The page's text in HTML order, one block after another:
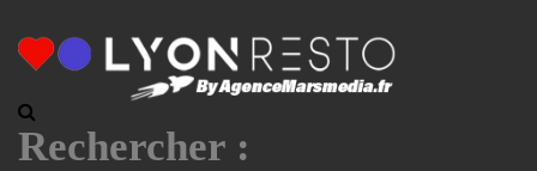
Rechercher :